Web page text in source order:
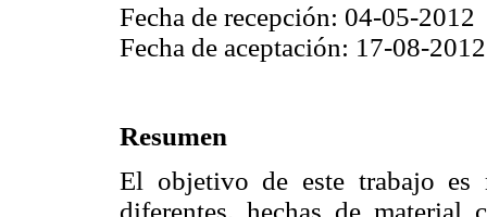
Fecha de recepción: 04-05-2012
Fecha de aceptación: 17-08-2012
Resumen
El objetivo de este trabajo es